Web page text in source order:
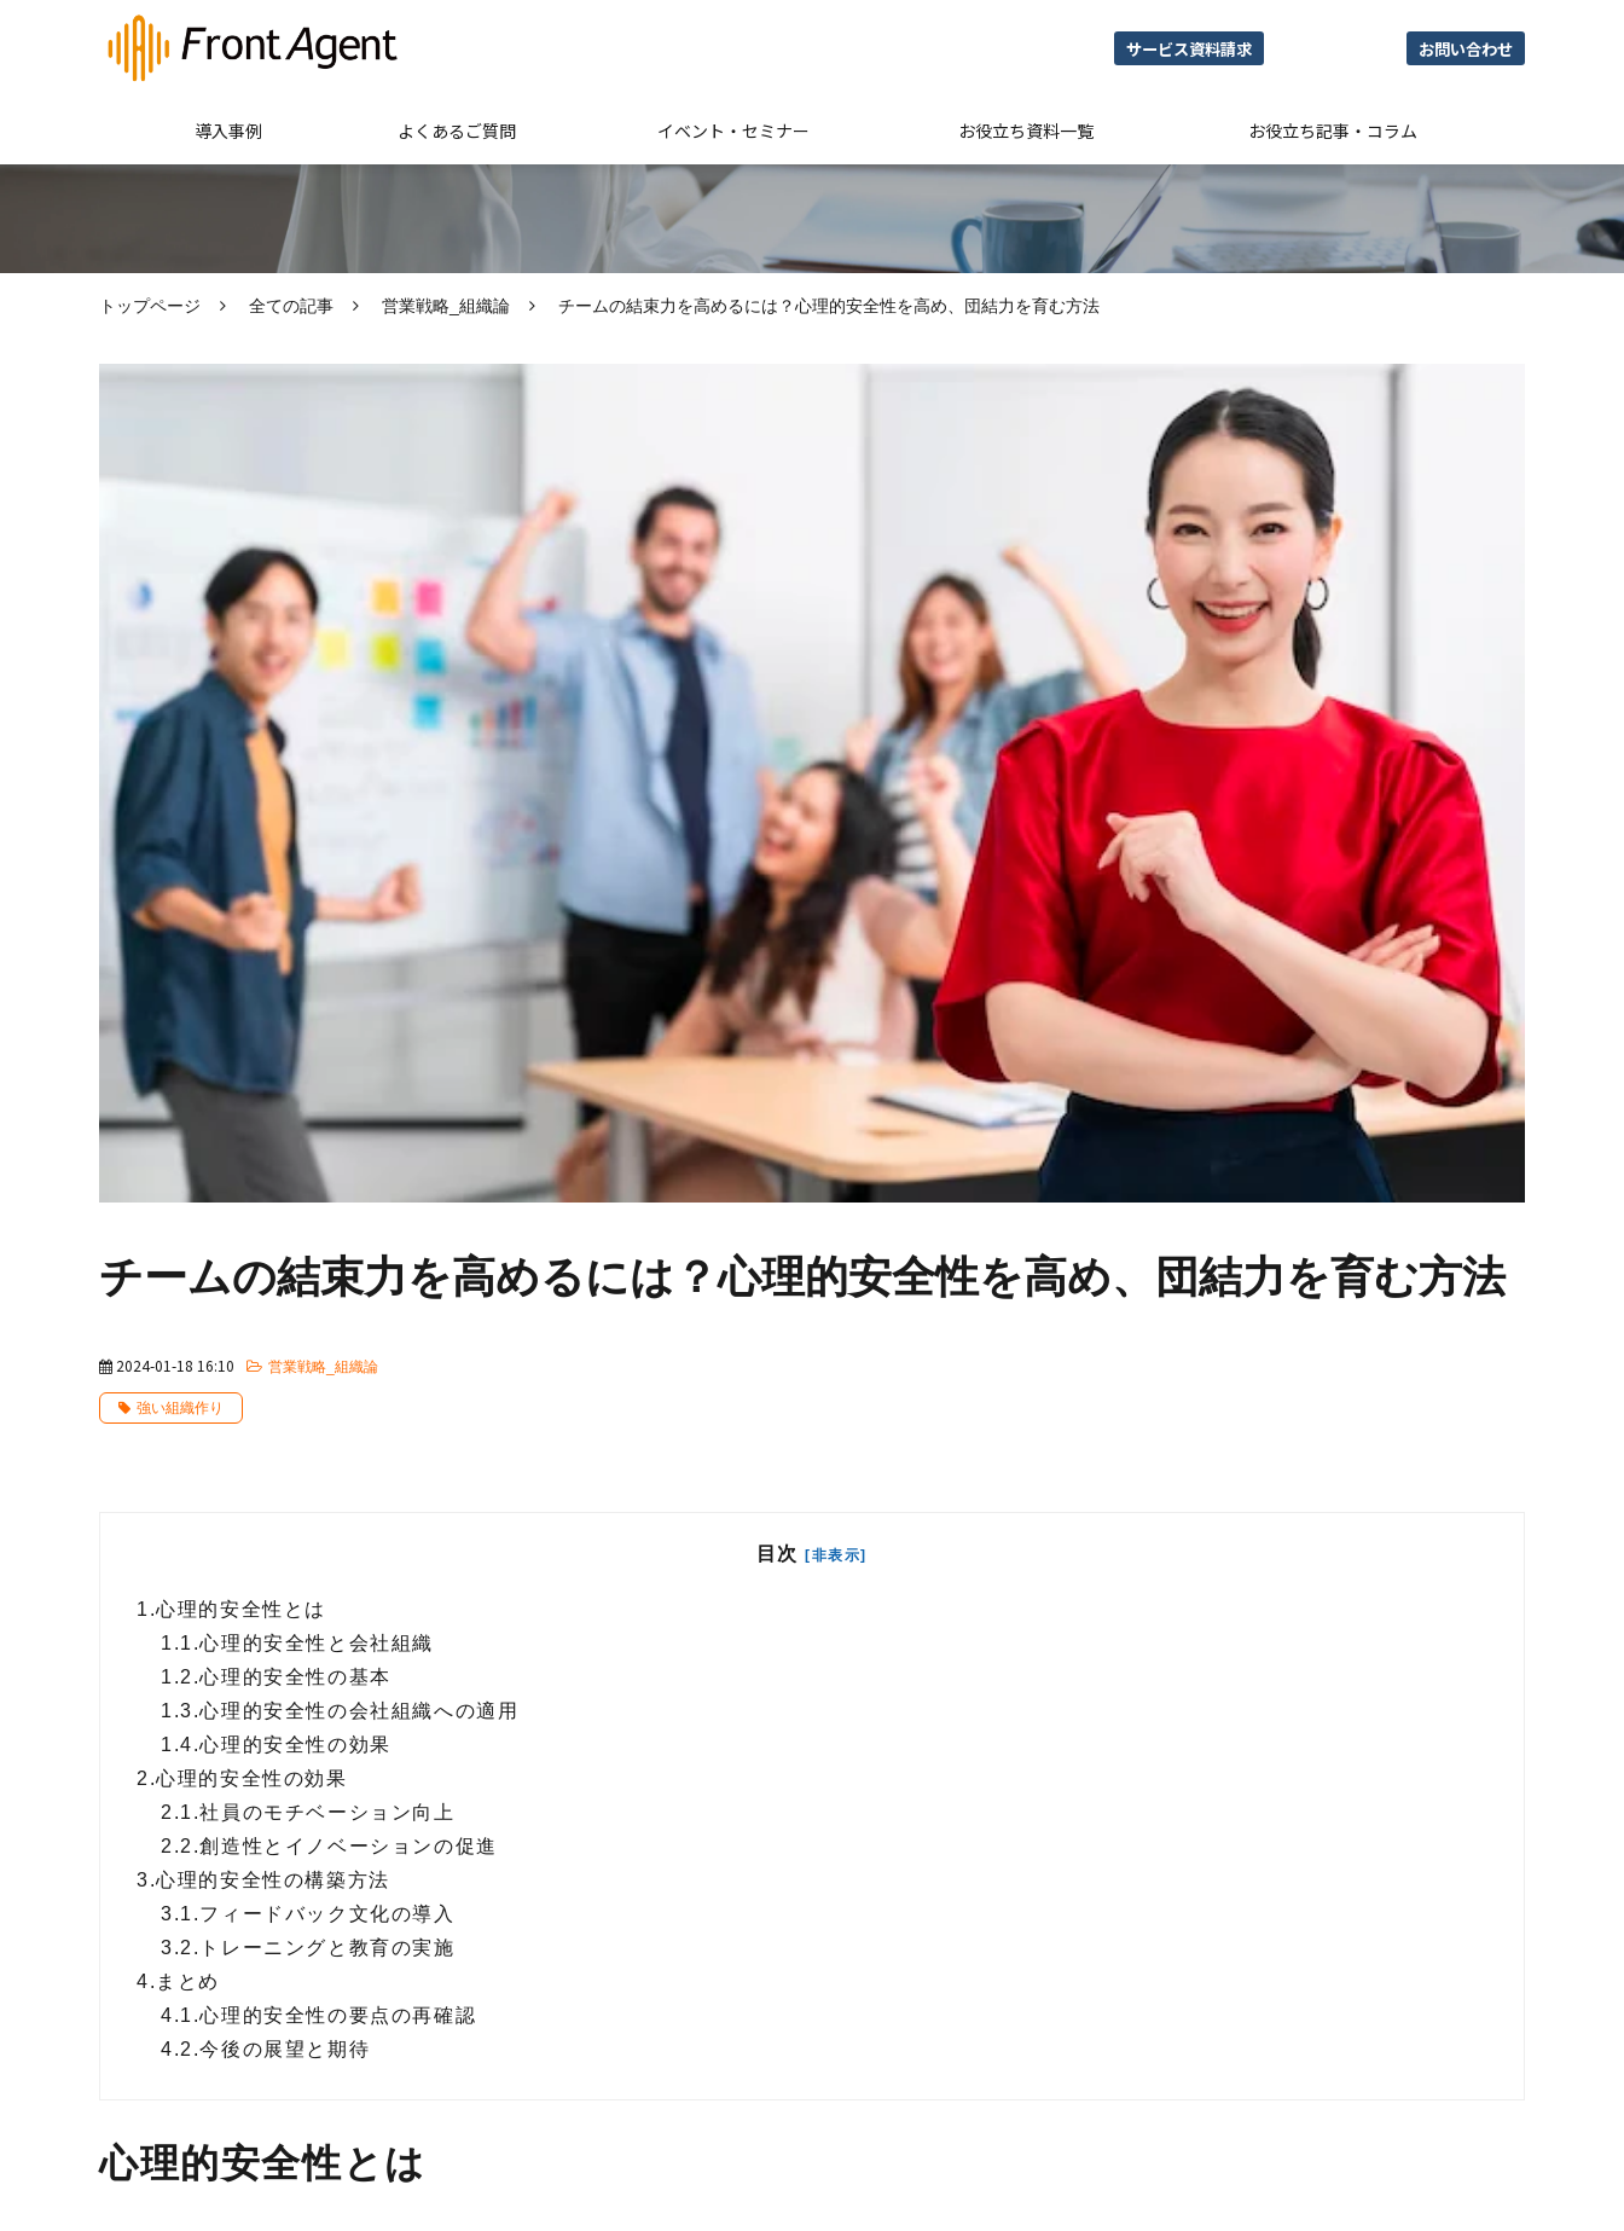
サービス資料請求 お問い合わせ
導入事例 よくあるご質問 イベント・セミナー お役立ち資料一覧 お役立ち記事・コラム
トップページ 全ての記事 営業戦略_組織論 チームの結束力を高めるには？心理的安全性を高め、団結力を育む方法
チームの結束力を高めるには？心理的安全性を高め、団結力を育む方法
2024-01-18 16:10 営業戦略_組織論
強い組織作り
目次 [非表示]
1.心理的安全性とは
1.1.心理的安全性と会社組織
1.2.心理的安全性の基本
1.3.心理的安全性の会社組織への適用
1.4.心理的安全性の効果
2.心理的安全性の効果
2.1.社員のモチベーション向上
2.2.創造性とイノベーションの促進
3.心理的安全性の構築方法
3.1.フィードバック文化の導入
3.2. トレーニングと教育の実施
4. まとめ
4.1.心理的安全性の要点の再確認
4.2.今後の展望と期待
心理的安全性とは